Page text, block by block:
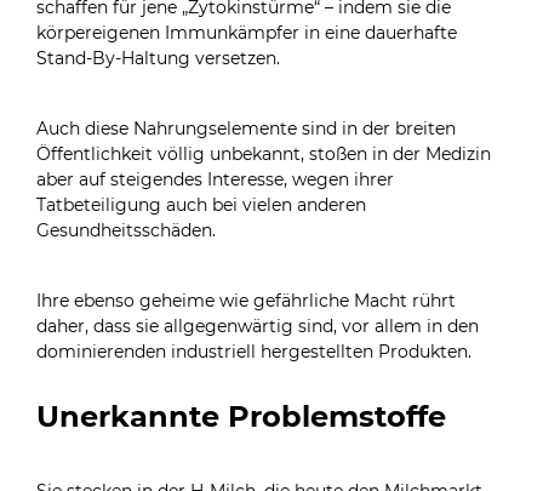
schaffen für jene „Zytokinstürme“ – indem sie die
körpereigenen Immunkämpfer in eine dauerhafte
Stand-By-Haltung versetzen.
Auch diese Nahrungselemente sind in der breiten
Öffentlichkeit völlig unbekannt, stoßen in der Medizin
aber auf steigendes Interesse, wegen ihrer
Tatbeteiligung auch bei vielen anderen
Gesundheitsschäden.
Ihre ebenso geheime wie gefährliche Macht rührt
daher, dass sie allgegenwärtig sind, vor allem in den
dominierenden industriell hergestellten Produkten.
Unerkannte Problemstoffe